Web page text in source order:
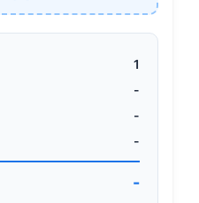
1
-
-
-
-